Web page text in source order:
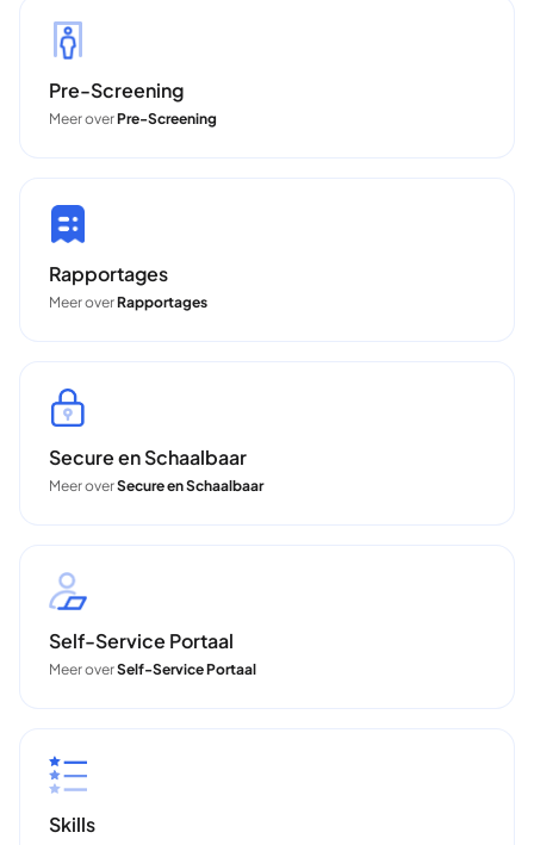
Pre-Screening
Meer overPre-Screening
Rapportages
Meer overRapportages
Secure en Schaalbaar
Meer overSecure en Schaalbaar
Self-Service Portaal
Meer overSelf-Service Portaal
Skills